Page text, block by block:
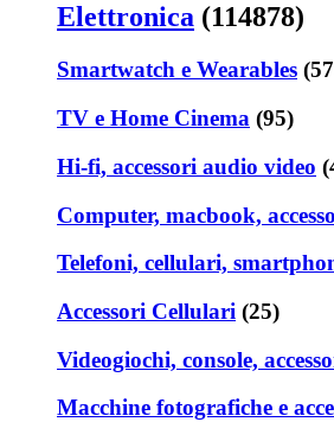
Elettronica (114878)
Smartwatch e Wearables
TV e Home Cinema (95)
Hi-fi, accessori audio video
Computer, macbook,
Telefoni, cellulari,
Accessori Cellulari (25)
Videogiochi, console,
Macchine fotografiche e